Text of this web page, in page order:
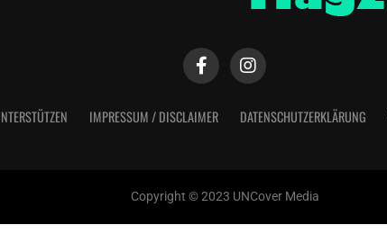
IMPRESSUM / DISCLAIMER DATENSCHUTZERKLÄRUNG
Copyright © 2023 UNCover Media